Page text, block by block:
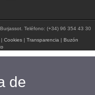
Teléfono: (+34) 96 354 43 30
|Cookies |Transparencia
Buzón
de